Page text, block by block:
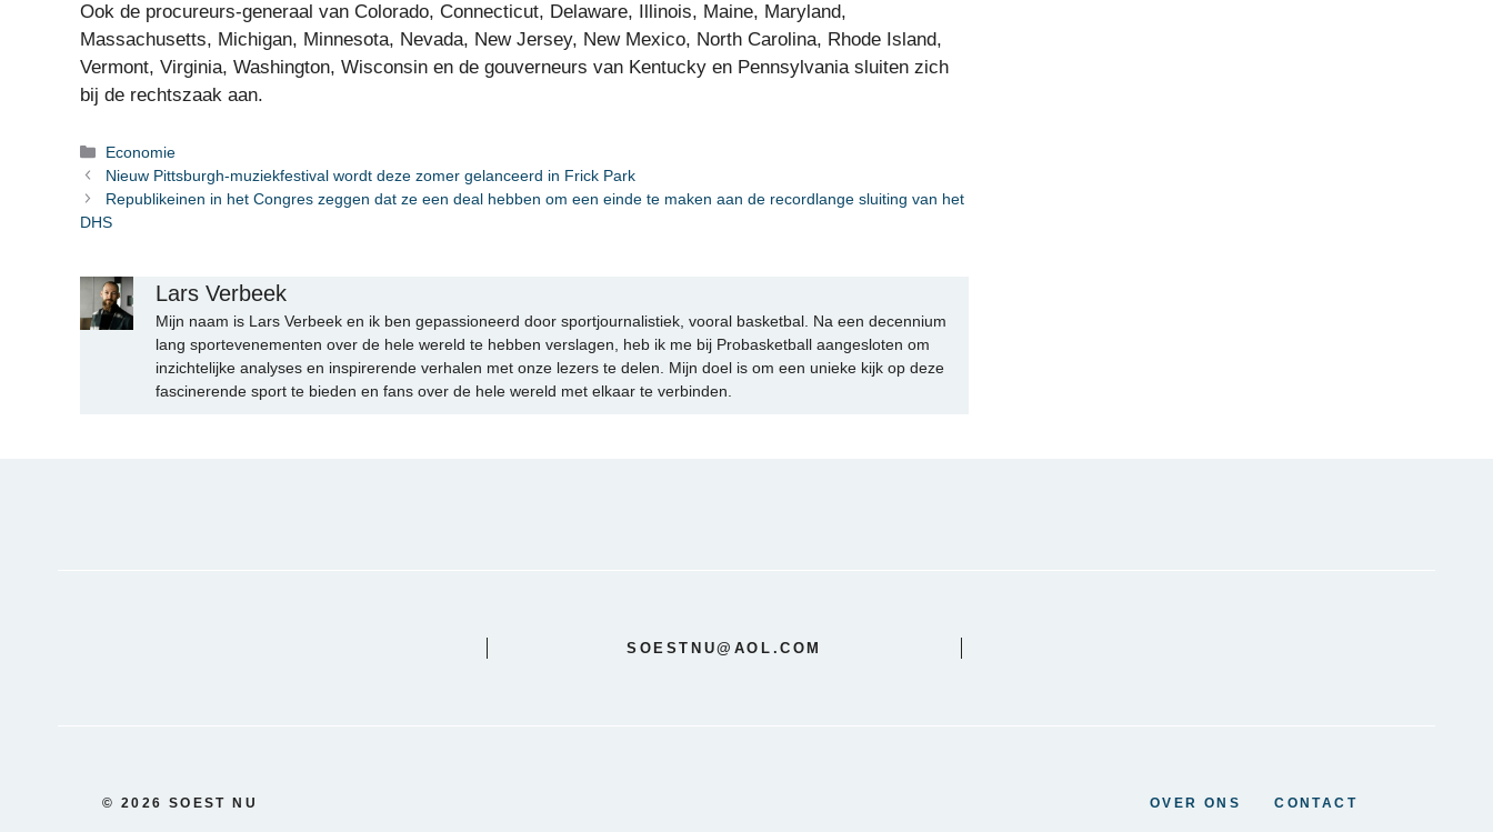
Ook de procureurs-generaal van Colorado, Connecticut, Delaware, Illinois, Maine, Maryland,
Massachusetts, Michigan, Minnesota, Nevada, New Jersey, New Mexico, North Carolina, Rhode Island,
Vermont, Virginia, Washington, Wisconsin en de gouverneurs van Kentucky en Pennsylvania sluiten zich
bij de rechtszaak aan.
Categorieën
Economie
Nieuw Pittsburgh-muziekfestival wordt deze zomer gelanceerd in Frick Park
Republikeinen in het Congres zeggen dat ze een deal hebben om een ​​einde te maken aan de recordlange sluiting van het
DHS
Lars Verbeek
Mijn naam is Lars Verbeek en ik ben gepassioneerd door sportjournalistiek, vooral basketbal. Na een decennium
lang sportevenementen over de hele wereld te hebben verslagen, heb ik me bij Probasketball aangesloten om
inzichtelijke analyses en inspirerende verhalen met onze lezers te delen. Mijn doel is om een unieke kijk op deze
fascinerende sport te bieden en fans over de hele wereld met elkaar te verbinden.
SOESTNU@AOL.COM
© 2026 SOEST NU OVER ONS CONTACT